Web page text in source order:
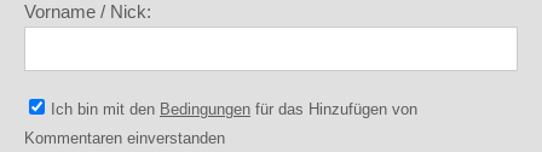
Vorname / Nick:
Ich bin mit den Bedingungen für das Hinzufügen von
Kommentaren einverstanden